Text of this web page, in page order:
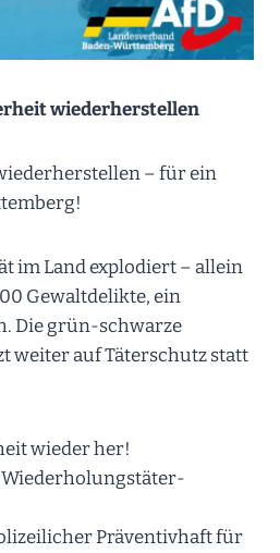
wiederherstellen
– für ein
im Land explodiert – allein
Gewaltdelikte, ein
Die grün-schwarze
weiter auf Täterschutz statt
wieder her!
Präventivhaft für